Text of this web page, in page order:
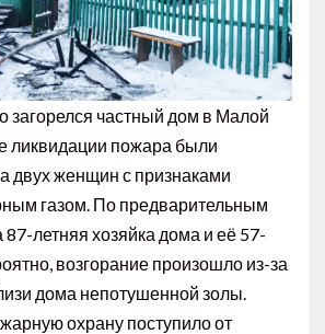
загорелся частный дом в Малой
ликвидации пожара были
двух женщин с признаками
газом. По предварительным
летняя хозяйка дома и её 57-
возгорание произошло из-за
дома непотушенной золы.
охрану поступило от